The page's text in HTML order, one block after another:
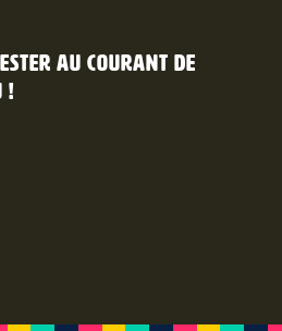
au courant de
!